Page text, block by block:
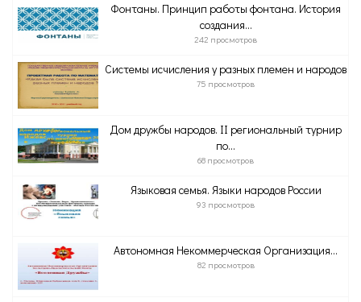
Фонтаны. Принцип работы фонтана. История
создания...
242 просмотров
Системы исчисления у разных племен и народов
75 просмотров
Дом дружбы народов. II региональный турнир
по...
68 просмотров
Языковая семья. Языки народов России
93 просмотров
Автономная Некоммерческая Организация...
82 просмотров